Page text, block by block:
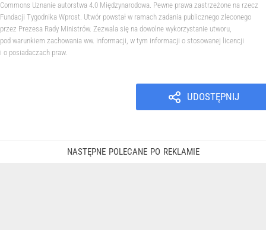
Commons Uznanie autorstwa 4.0 Międzynarodowa. Pewne prawa zastrzeżone na rzecz
Fundacji Tygodnika Wprost. Utwór powstał w ramach zadania publicznego zleconego
przez Prezesa Rady Ministrów. Zezwala się na dowolne wykorzystanie utworu,
pod warunkiem zachowania ww. informacji, w tym informacji o stosowanej licencji
i o posiadaczach praw.
UDOSTĘPNIJ